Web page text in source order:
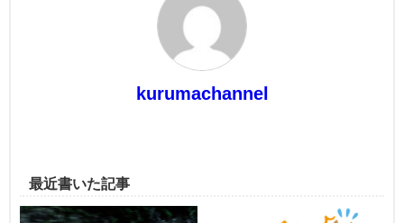
kurumachannel
最近書いた記事